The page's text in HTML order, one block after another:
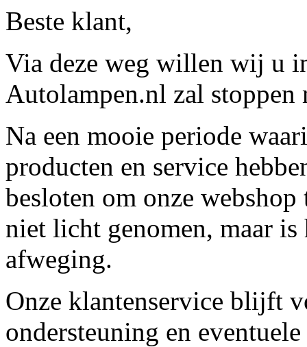
Beste klant,
Via deze weg willen wij u
Autolampen.nl zal stoppen
Na een mooie periode
producten en service
besloten om onze
niet licht genomen, maar
afweging.
Onze klantenservice blijft
ondersteuning en